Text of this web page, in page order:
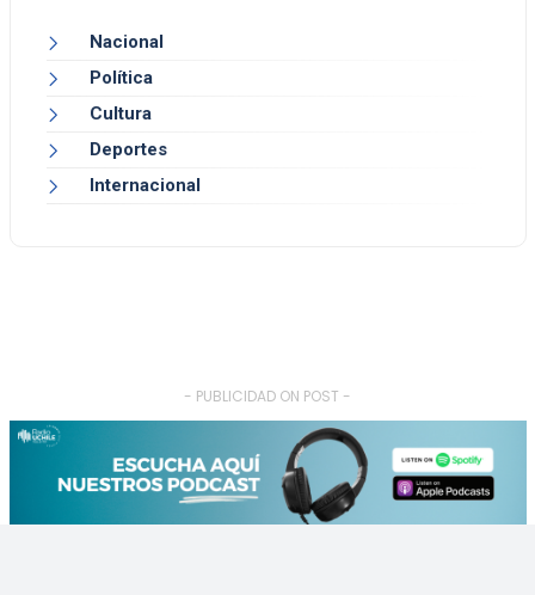
Nacional
Política
Cultura
Deportes
Internacional
- PUBLICIDAD ON POST -